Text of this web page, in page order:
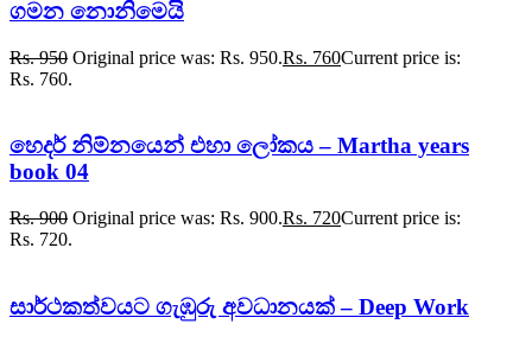
ගමන නොනිමෙයි
Rs.950 Original price was: Rs. 950.Rs. 760Current price is:
Rs. 760.
හෙදර් නිම්නයෙන් එහා ලෝකය – Martha years
book 04
Rs.900 Original price was: Rs. 900.Rs. 720Current price is:
Rs. 720.
සාර්ථකත්වයට ගැඹුරු අවධානයක් – Deep Work